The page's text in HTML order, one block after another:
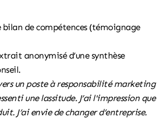
bilan de compétences (témoignage
anonymisé d’une synthèse
un poste à responsabilité marketing
une lassitude. J’ai l'impression que
J’ai envie de changer d’entreprise.